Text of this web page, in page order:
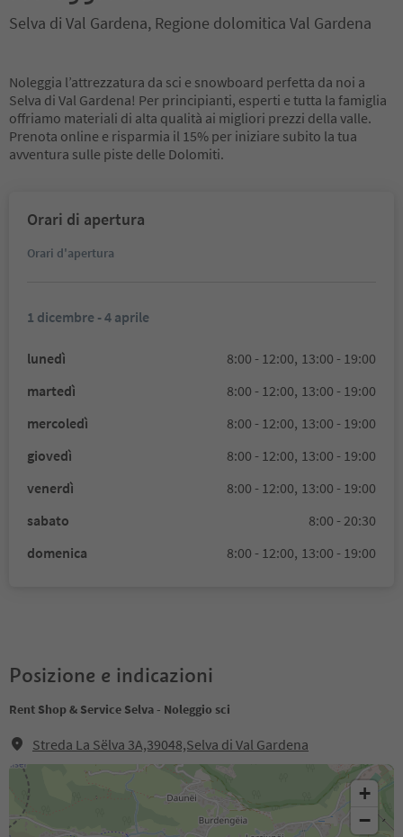
Selva di Val Gardena, Regione dolomitica Val Gardena
Noleggia l’attrezzatura da sci e snowboard perfetta da noi a
Selva di Val Gardena! Per principianti, esperti e tutta la famiglia
offriamo materiali di alta qualità ai migliori prezzi della valle.
Prenota online e risparmia il 15% per iniziare subito la tua
avventura sulle piste delle Dolomiti.
Orari di apertura
Orari d'apertura
1 dicembre - 4 aprile
lunedì 8:00 - 12:00, 13:00 - 19:00
martedì
8:00 - 12:00, 13:00 - 19:00
mercoledì
8:00 - 12:00, 13:00 - 19:00
giovedì
8:00 - 12:00, 13:00 - 19:00
venerdì
8:00 - 12:00, 13:00 - 19:00
sabato
8:00 - 20:30
domenica
8:00 - 12:00, 13:00 - 19:00
Posizione e indicazioni
Rent Shop & Service Selva - Noleggio sci
Streda La Sëlva 3A,39048,Selva di Val Gardena
+
−